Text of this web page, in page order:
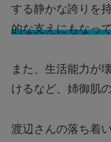
する静かな誇りを
的な支えにもなっ
また、生活能力が
けるなど、姉御肌
渡辺さんの落ち着